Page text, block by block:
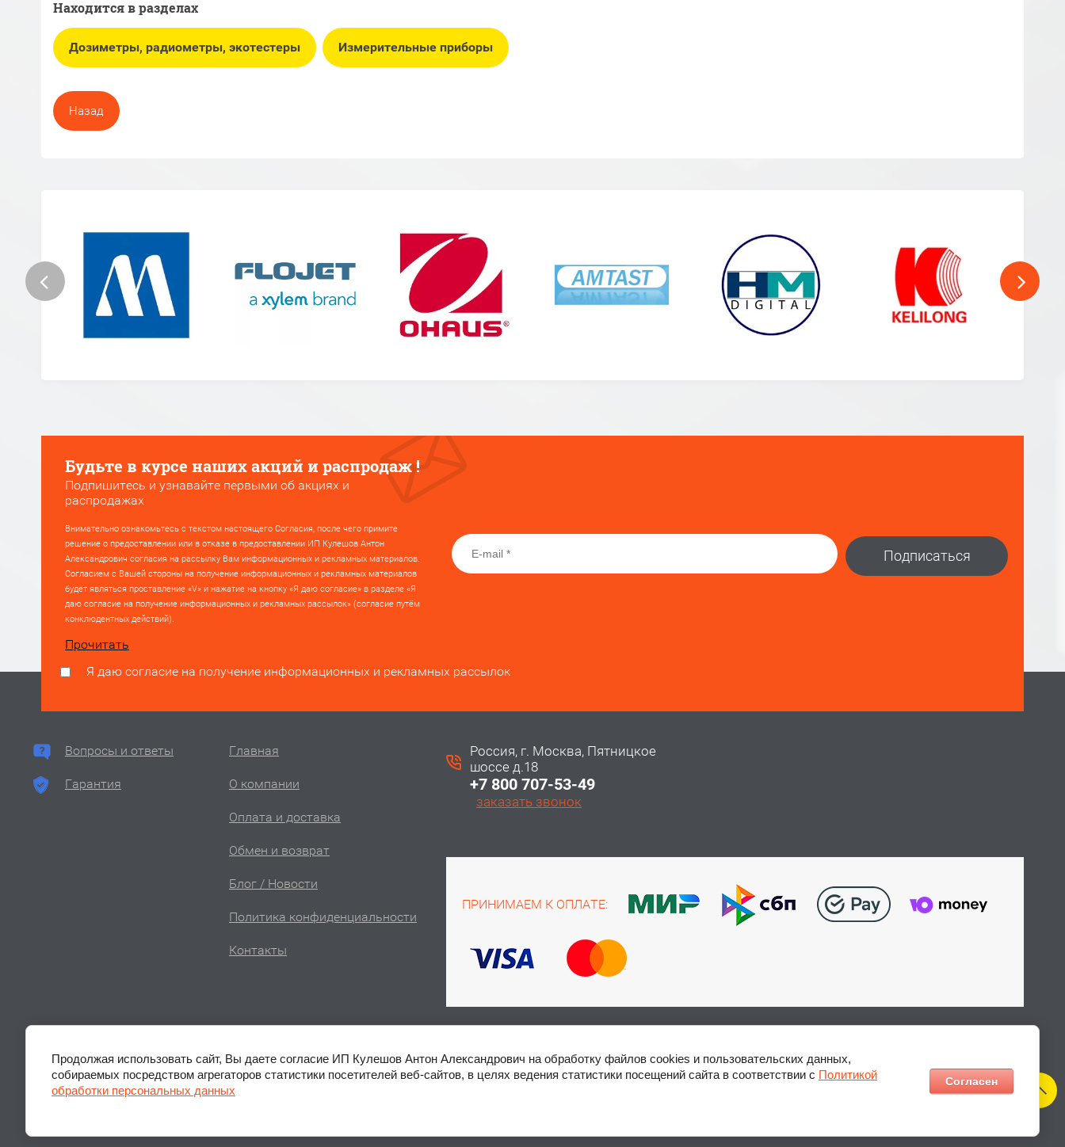
Находится в разделах
Дозиметры, радиометры, экотестеры Измерительные приборы
Назад
Будьте в курсе наших акций и распродаж !
Подпишитесь и узнавайте первыми об акциях и
распродажах
Внимательно ознакомьтесь с текстом настоящего Согласия, после чего примите
решение о предоставлении или в отказе в предоставлении ИП Кулешов Антон
Александрович согласия на рассылку Вам информационных и рекламных материалов.
Согласием с Вашей стороны на получение информационных и рекламных материалов
будет являться проставление «V» и нажатие на кнопку «Я даю согласие» в разделе «Я
даю согласие на получение информационных и рекламных рассылок» (согласие путём
конклюдентных действий).
Прочитать
Подписаться
Я даю согласие на получение информационных и рекламных рассылок
Вопросы и ответы
Гарантия
Главная
О компании
Оплата и доставка
Обмен и возврат
Блог / Новости
Политика конфиденциальности
Контакты
Россия, г. Москва, Пятницкое
шоссе д.18
+7 800 707-53-49
заказать звонок
ПРИНИМАЕМ К ОПЛАТЕ:
Авторское право © 2010 - 2026 “АКВА АЙ”
Продолжая использовать сайт, Вы даете согласие ИП Кулешов Антон Александрович на обработку файлов cookies и пользовательских данных,
собираемых посредством агрегаторов статистики посетителей веб-сайтов, в целях ведения статистики посещений сайта в соответствии с Политикой
обработки персональных данных
Согласен